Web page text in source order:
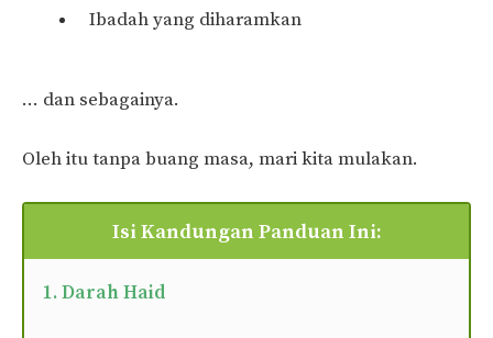
Ibadah yang diharamkan
… dan sebagainya.
Oleh itu tanpa buang masa, mari kita mulakan.
Isi Kandungan Panduan Ini:
1. Darah Haid